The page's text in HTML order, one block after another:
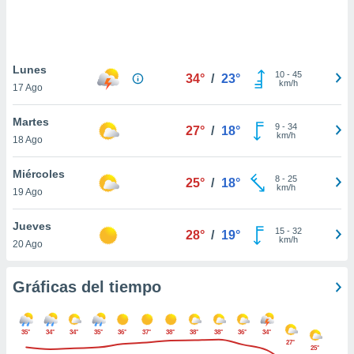
únicos
similares
como
IP
de
traten tus
a lo que
Para
Lunes
17 Ago
34° / 23° 10- 45
km/h
Martes
18 Ago
27° / 18° 9- 34
km/h
Miércoles
19 Ago
25° / 18° 8- 25
km/h
Jueves
20 Ago
28° / 19° 15- 32
km/h
Gráficas del tiempo
35° 34° 34° 35° 36° 37° 38° 38° 38° 36°
34°
27°
25°